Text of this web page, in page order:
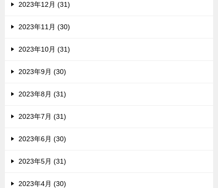
2023年12月 (31)
2023年11月 (30)
2023年10月 (31)
2023年9月 (30)
2023年8月 (31)
2023年7月 (31)
2023年6月 (30)
2023年5月 (31)
2023年4月 (30)